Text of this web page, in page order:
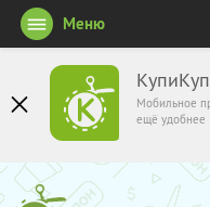
Мобильное
ещё удобнее
Меню